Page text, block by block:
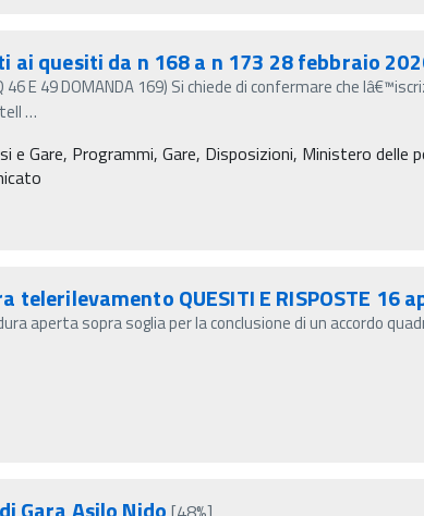
ai quesiti da n 168 a n 173 28 febbraio
46 E 49 DOMANDA 169) Si chiede di confermare che
…
e Gare, Programmi, Gare, Disposizioni, Ministero
telerilevamento QUESITI E RISPOSTE 16
aperta sopra soglia per la conclusione di un accordo